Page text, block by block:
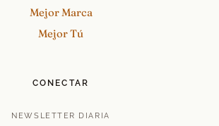
Mejor Marca
Mejor Tú
CONECTAR
NEWSLETTER DIARIA